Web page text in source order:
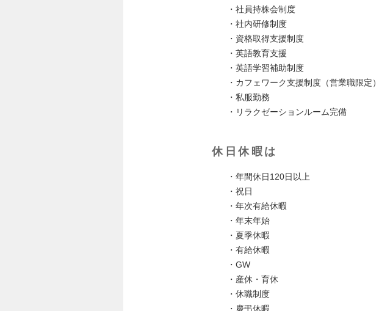
・社員持株会制度
・社内研修制度
・資格取得⽀援制度
・英語教育⽀援
・英語学習補助制度
・カフェワーク⽀援制度（営業職限定）
・私服勤務
・リラクゼーションルーム完備
休日休暇は
・年間休日120日以上
・祝日
・年次有給休暇
・年末年始
・夏季休暇
・有給休暇
・GW
・産休・育休
・休職制度
・慶弔休暇